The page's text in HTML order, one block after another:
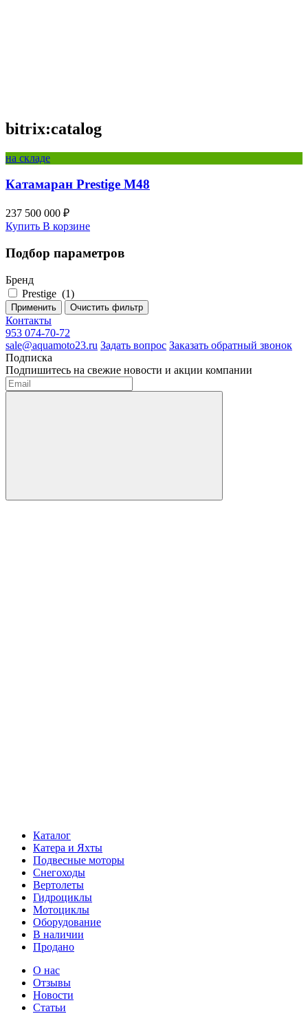
bitrix:catalog
на складе
Катамаран Prestige M48
237 500 000 ₽
Купить В корзине
Подбор параметров
Бренд
Prestige (1)
Применить Очистить фильтр
Контакты
953 074-70-72
sale@aquamoto23.ru Задать вопрос Заказать обратный звонок
Подписка
Подпишитесь на свежие новости и акции компании
Каталог
Катера и Яхты
Подвесные моторы
Снегоходы
Вертолеты
Гидроциклы
Мотоциклы
Оборудование
В наличии
Продано
О нас
Отзывы
Новости
Статьи